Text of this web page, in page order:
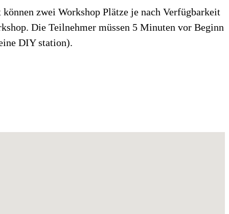
zwei Workshop Plätze je nach Verfügbarkeit
Die Teilnehmer müssen 5 Minuten vor Beginn
DIY station).